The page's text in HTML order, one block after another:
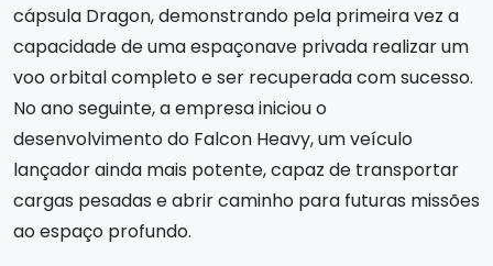
cápsula Dragon, demonstrando pela primeira vez a
capacidade de uma espaçonave privada realizar um
voo orbital completo e ser recuperada com sucesso.
No ano seguinte, a empresa iniciou o
desenvolvimento do Falcon Heavy, um veículo
lançador ainda mais potente, capaz de transportar
cargas pesadas e abrir caminho para futuras missões
ao espaço profundo.